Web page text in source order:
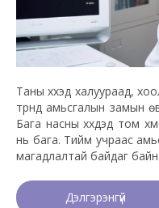
Таны хүүхэд халуураад,
түрүүнд амьсгалын
Бага насны хүүхдэд том
нь бага. Тийм учраас
магадлалтай байдаг
Дэлгэрэнгүй